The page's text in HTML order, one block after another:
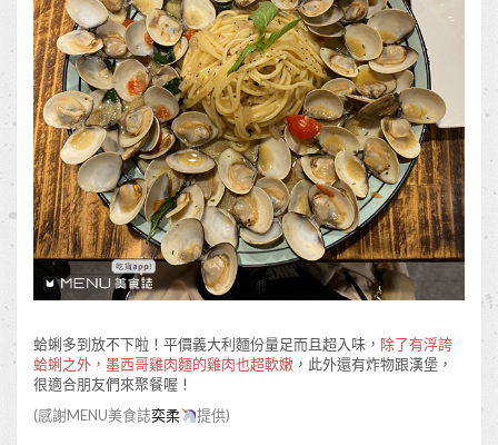
蛤蜊多到放不下啦！平價義大利麵份量足而且超入味， 除了有浮誇
蛤蜊之外，墨西哥雞肉麵的雞肉也超軟嫩 ，此外還有炸物跟漢堡，
很適合朋友們來聚餐喔！
(感謝MENU美食誌奕柔 提供)